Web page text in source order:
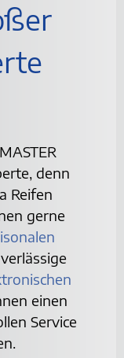
denn
Reifen
gerne
einen
Service